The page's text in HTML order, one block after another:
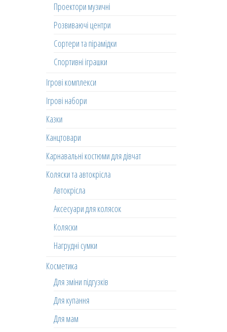
Проектори музичні
Розвиваючі центри
Сортери та пірамідки
Спортивні іграшки
Ігрові комплекси
Ігрові набори
Казки
Канцтовари
Карнавальні костюми для дівчат
Коляски та автокрісла
Автокрісла
Аксесуари для колясок
Коляски
Нагрудні сумки
Косметика
Для зміни підгузків
Для купання
Для мам